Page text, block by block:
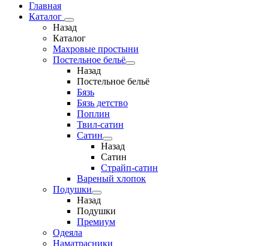
Главная
Каталог
Назад
Каталог
Махровые простыни
Постельное бельё
Назад
Постельное бельё
Бязь
Бязь детство
Поплин
Твил-сатин
Сатин
Назад
Сатин
Страйп-сатин
Вареный хлопок
Подушки
Назад
Подушки
Премиум
Одеяла
Наматрасники